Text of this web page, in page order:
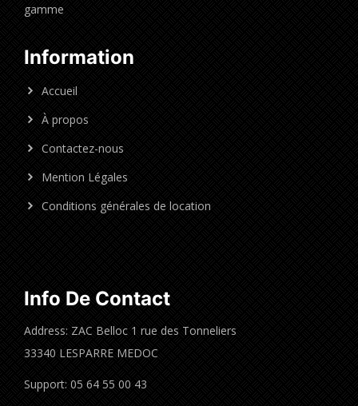
gamme
Information
Accueil
À propos
Contactez-nous
Mention Légales
Conditions générales de location
Info De Contact
Address: ZAC Belloc 1 rue des Tonneliers
33340 LESPARRE MEDOC
Support: 05 64 55 00 43